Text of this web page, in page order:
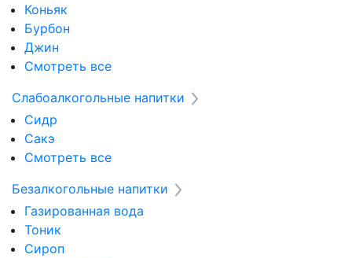
Коньяк
Бурбон
Джин
Смотреть все
Слабоалкогольные напитки
Сидр
Сакэ
Смотреть все
Безалкогольные напитки
Газированная вода
Тоник
Сироп